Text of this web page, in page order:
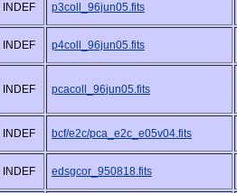
INDEF p3coll_96jun05.fits
INDEF p4coll_96jun05.fits
INDEF pcacoll_96jun05.fits
INDEF bcf/e2c/pca_e2c_e05v04.fits
INDEF edsgcor_950818.fits